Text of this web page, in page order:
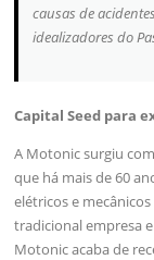
causas de
idealizadores do
Capital Seed para
A Motonic surgiu
que há mais de 60
elétricos e
tradicional empresa
Motonic acaba de